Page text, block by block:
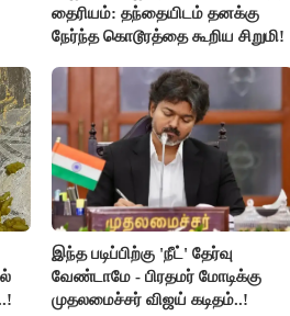
தைரியம்: தந்தையிடம் தனக்கு
நேர்ந்த கொடூரத்தை கூறிய சிறுமி!
இந்த படிப்பிற்கு 'நீட்' தேர்வு
வேண்டாமே - பிரதமர் மோடிக்கு
முதலமைச்சர் விஜய் கடிதம்..!